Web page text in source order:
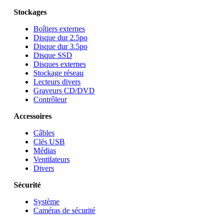
Stockages
Boîtiers externes
Disque dur 2.5po
Disque dur 3.5po
Disque SSD
Disques externes
Stockage réseau
Lecteurs divers
Graveurs CD/DVD
Contrôleur
Accessoires
Câbles
Clés USB
Médias
Ventilateurs
Divers
Sécurité
Système
Caméras de sécurité